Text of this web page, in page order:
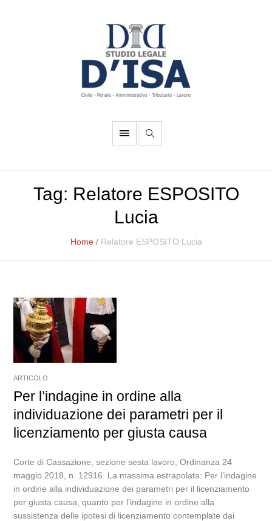
Tag: Relatore ESPOSITO
Lucia
Home / Relatore ESPOSITO Lucia
ARTICOLO
Per l’indagine in ordine alla
individuazione dei parametri per il
licenziamento per giusta causa
Corte di Cassazione, sezione sesta lavoro, Ordinanza 24
maggio 2018, n. 12916. La massima estrapolata: Per l’indagine
in ordine alla individuazione dei parametri per il licenziamento
per giusta causa, quanto per l’indagine in ordine alla
sussistenza delle ipotesi di licenziamento contemplate dai